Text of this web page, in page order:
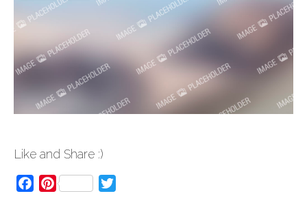
Like and Share :)
FacebookPinterest